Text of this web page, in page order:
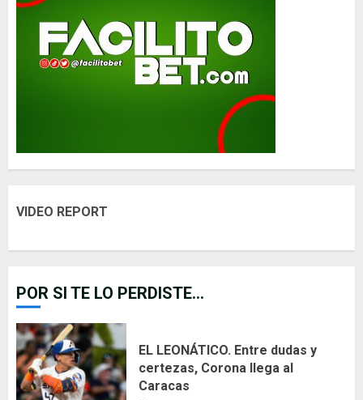
VIDEO REPORT
POR SI TE LO PERDISTE...
EL LEONÁTICO. Entre dudas y
certezas, Corona llega al
Caracas